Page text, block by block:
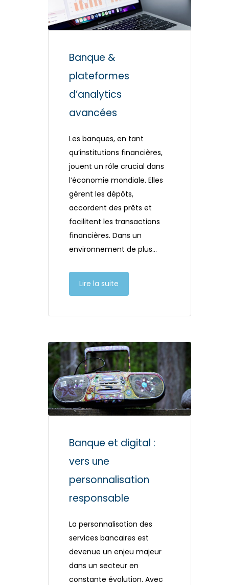
Banque &
plateformes
d’analytics
avancées
Les banques, en tant
qu’institutions financières,
jouent un rôle crucial dans
l’économie mondiale. Elles
gèrent les dépôts,
accordent des prêts et
facilitent les transactions
financières. Dans un
environnement de plus…
Lire la suite
Banque et digital :
vers une
personnalisation
responsable
La personnalisation des
services bancaires est
devenue un enjeu majeur
dans un secteur en
constante évolution. Avec